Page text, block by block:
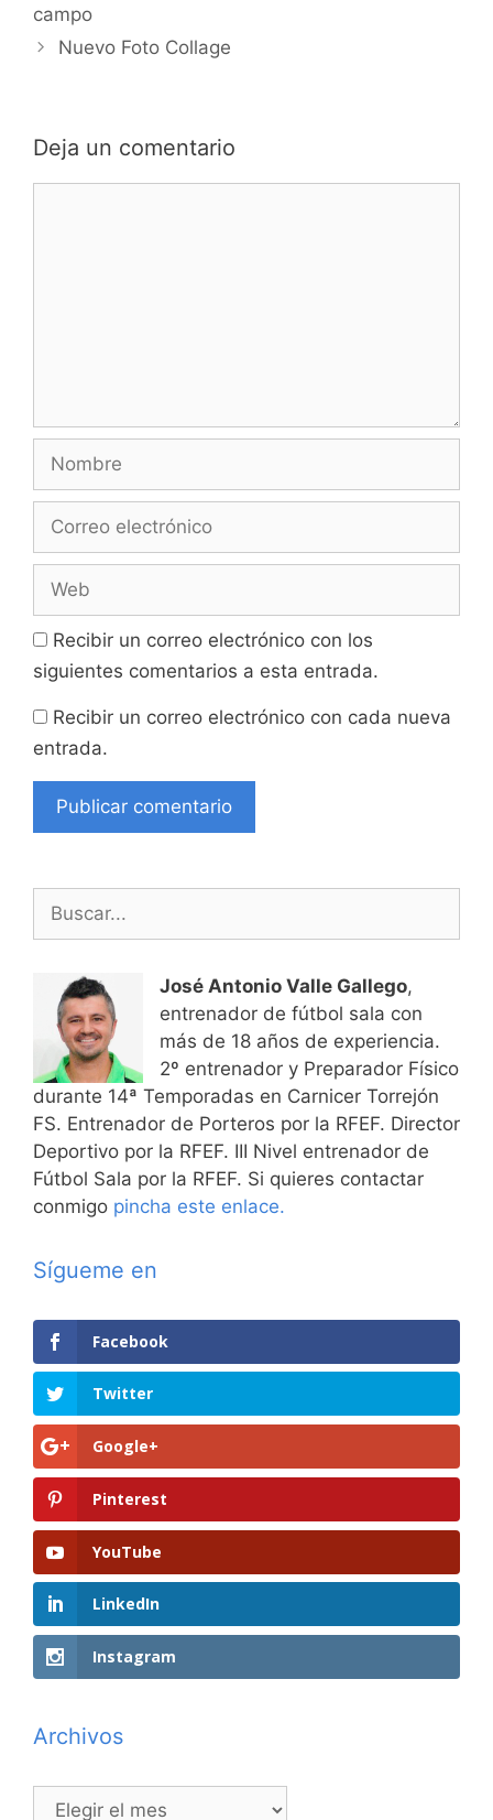
etc...DESARROLLO:
Ejercicio muy sencillo.
entradas
campo
Nuevo Foto Collage
Deja un comentario
electrónico
Recibir un correo electrónico con los
siguientes comentarios a esta entrada.
Recibir un correo electrónico con cada nueva
entrada.
José Antonio Valle Gallego,
entrenador de fútbol sala con
más de 18 años de experiencia.
2º entrenador y Preparador Físico
durante 14ª Temporadas en Carnicer Torrejón
FS. Entrenador de Porteros por la RFEF. Director
Deportivo por la RFEF. III Nivel entrenador de
Fútbol Sala por la RFEF. Si quieres contactar
conmigo pincha este enlace.
Sígueme en
Facebook
Twitter
Google+
Pinterest
YouTube
LinkedIn
Instagram
Archivos
Archivos